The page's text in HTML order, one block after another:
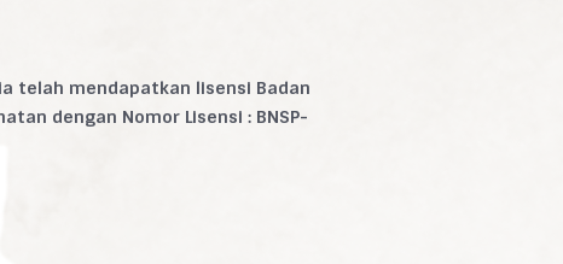
telah mendapatkan lisensi Badan
dengan Nomor Lisensi : BNSP-